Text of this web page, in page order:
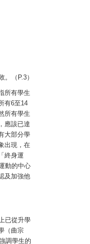
（P.3）
所有學生
有6至14
所有學生
應該已達
大部分學
出現，在
終身運
動的中心
及加強他
已從升學
（曲宗
調學生的